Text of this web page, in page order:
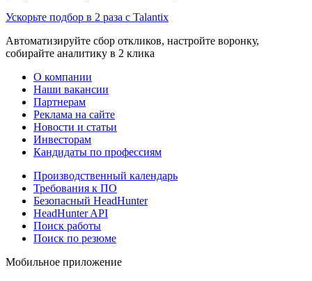
Ускорьте подбор в 2 раза с Talantix
Автоматизируйте сбор откликов, настройте воронку,
собирайте аналитику в 2 клика
О компании
Наши вакансии
Партнерам
Реклама на сайте
Новости и статьи
Инвесторам
Кандидаты по профессиям
Производственный календарь
Требования к ПО
Безопасный HeadHunter
HeadHunter API
Поиск работы
Поиск по резюме
Мобильное приложение